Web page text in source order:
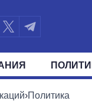
ПРЕЗИДЕНТ И
›Политика